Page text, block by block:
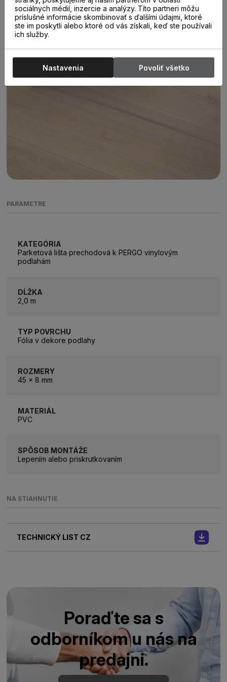
PARAMETRE
KATEGÓRIA
Parketová lišta prechodová k PERGO vinylovým
podlahám
DĹŽKA
2,0 m
TYP POVRCHU
Fólia v dekore podlahy
ROZMERY
45 x 8 mm
MATERIÁL
PVC
SPÔSOB MONTÁŽE
Lepením alebo priskrutkovaním
NA STIAHNUTIE
TECHNICKÝ LIST CZ
Poraďte sa s
odborníkom u nás na
predajni.
sociálnych médií, inzercie a analýzy. Títo partneri môžu
príslušné informácie skombinovať s ďalšími údajmi, ktoré
ste im poskytli alebo ktoré od vás získali, keď ste používali
ich služby.
Nastavenia Povoliť všetko